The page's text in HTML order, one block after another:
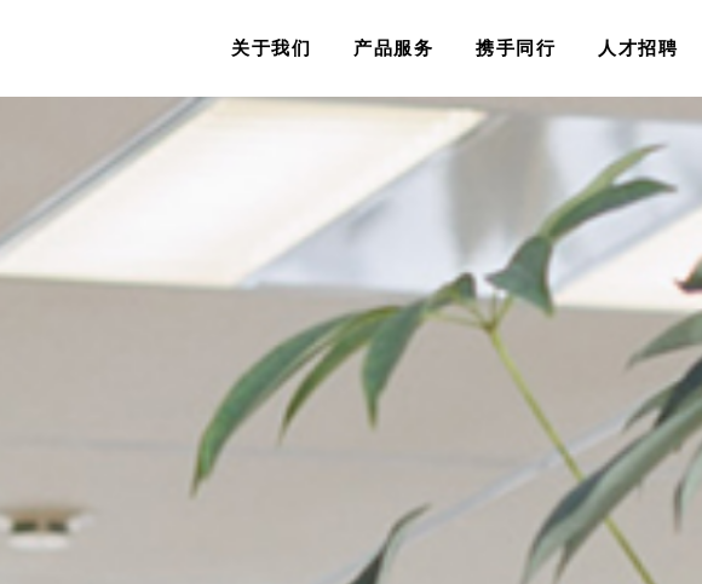
关于我们 产品服务 携手同行 人才招聘